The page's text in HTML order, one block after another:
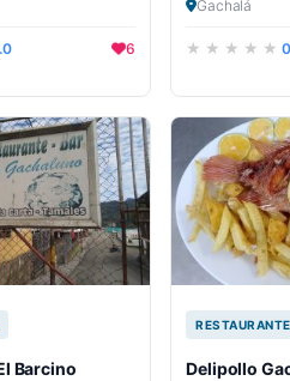
6
Gachalá
Barcino
RESTAURANTE
Delipollo